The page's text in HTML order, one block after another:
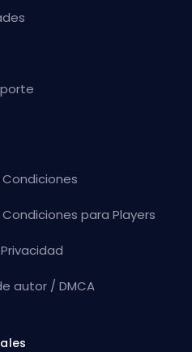
para Players
autor / DMCA